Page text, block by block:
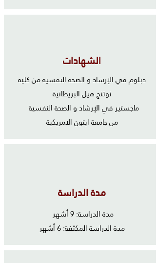
الشهادات
دبلوم في الإرشاد و الصحة النفسية من كلية
نوتنج هيل البريطانية
ماجستير في الإرشاد و الصحة النفسية
من جامعة ايتون الامريكية
مدة الدراسة
مدة الدراسة: 9 أشهر
مدة الدراسة المكثفة: 6 أشهر